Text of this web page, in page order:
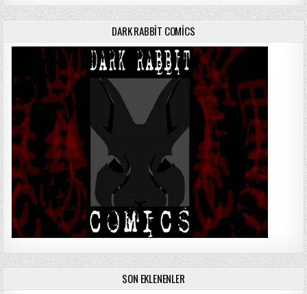
DARK RABBIT COMICS
SON EKLENENLER